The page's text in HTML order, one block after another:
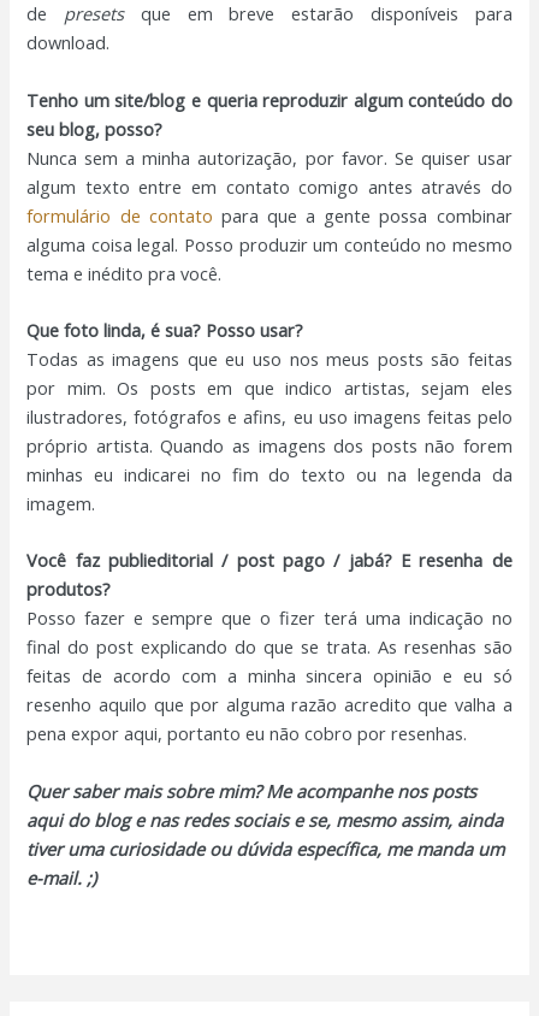
de presetsque em breve estarão disponíveis para
download.
Tenho um site/blog e queria reproduzir algum conteúdo do
seu blog, posso?
Nunca sem a minha autorização, por favor. Se quiser usar
algum texto entre em contato comigo antes através do
formulário de contato para que a gente possa combinar
alguma coisa legal. Posso produzir um conteúdo no mesmo
tema e inédito pra você.
Que foto linda, é sua? Posso usar?
Todas as imagens que eu uso nos meus posts são feitas
por mim. Os posts em que indico artistas, sejam eles
ilustradores, fotógrafos e afins, eu uso imagens feitas pelo
próprio artista. Quando as imagens dos posts não forem
minhas eu indicarei no fim do texto ou na legenda da
imagem.
Você faz publieditorial / post pago / jabá? E resenha de
produtos?
Posso fazer e sempre que o fizer terá uma indicação no
final do post explicando do que se trata. As resenhas são
feitas de acordo com a minha sincera opinião e eu só
resenho aquilo que por alguma razão acredito que valha a
pena expor aqui, portanto eu não cobro por resenhas.
Quer saber mais sobre mim? Me acompanhe nos posts
aqui do blog e nas redes sociais e se, mesmo assim, ainda
tiver uma curiosidade ou dúvida específica, me manda um
e-mail. ;)